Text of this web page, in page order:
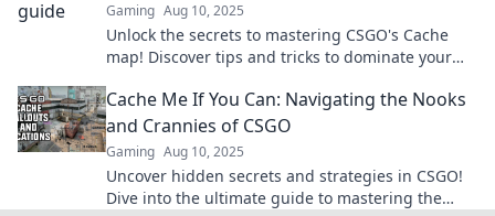
Gaming Aug 10, 2025
Unlock the secrets to mastering CSGO's Cache
map! Discover tips and tricks to dominate your
Cache Me If You Can: Navigating the Nooks
and Crannies of CSGO
Gaming Aug 10, 2025
Uncover hidden secrets and strategies in CSGO!
Dive into the ultimate guide to mastering the